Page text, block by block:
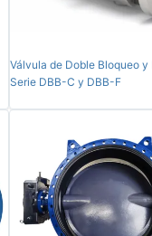
Válvula de Doble Bloqueo y
Serie DBB-C y DBB-F